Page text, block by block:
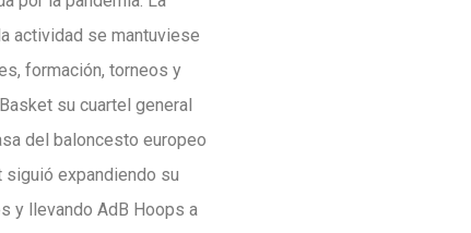
actividad se mantuviese
formación, torneos y
su cuartel general
del baloncesto europeo
siguió expandiendo su
y llevando AdB Hoops a